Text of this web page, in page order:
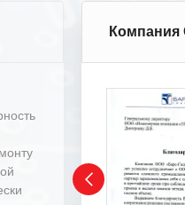
Компания